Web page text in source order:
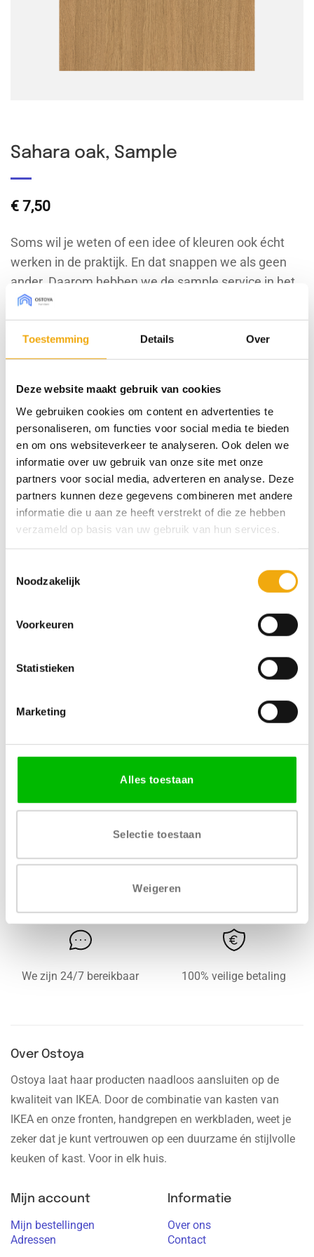
Toestemming Details Over
Deze website maakt gebruik van cookies
We gebruiken cookies om content en advertenties te
personaliseren, om functies voor social media te bieden
en om ons websiteverkeer te analyseren. Ook delen we
informatie over uw gebruik van onze site met onze
partners voor social media, adverteren en analyse. Deze
partners kunnen deze gegevens combineren met andere
informatie die u aan ze heeft verstrekt of die ze hebben
verzameld op basis van uw gebruik van hun services.
Noodzakelijk
Voorkeuren
Statistieken
Marketing
Alles toestaan
Selectie toestaan
Weigeren
Sahara oak, Sample
€ 7,50
Soms wil je weten of een idee of kleuren ook écht
werken in de praktijk. En dat snappen we als geen
ander. Daarom hebben we de sample service in het
leven geroepen: voor zowel IKEA-, doe-het-zelf
projecten als voor complete keukenrenovaties. Kies
één of meerdere samples uit en we sturen ze zo snel
mogelijk naar je op.
Onze samples zijn in een formaat van 34 x 23 cm. Je
kunt de samples altijd gratis aan ons retourneren en
wanneer ze onbeschadigd bij ons terug komen krijg
je het aankoopbedrag terug.
5 op voorraad (kan nabesteld worden)
Toevoegen aan winkelwagen
Categorie: Samples
LEVERTIJD
We zijn 24/7 bereikbaar 100% veilige betaling
Over Ostoya
Ostoya laat haar producten naadloos aansluiten op de
kwaliteit van IKEA. Door de combinatie van kasten van
IKEA en onze fronten, handgrepen en werkbladen, weet je
zeker dat je kunt vertrouwen op een duurzame én stijlvolle
keuken of kast. Voor in elk huis.
Mijn account
Mijn bestellingen
Adressen
Informatie
Over ons
Contact